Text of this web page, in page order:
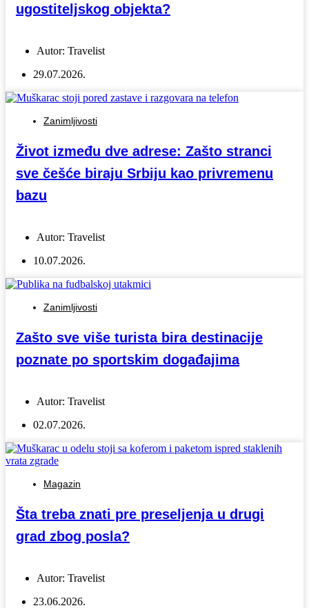
ugostiteljskog objekta?
Autor: Travelist
29.07.2026.
Zanimljivosti
Život između dve adrese: Zašto stranci
sve češće biraju Srbiju kao privremenu
bazu
Autor: Travelist
10.07.2026.
Zanimljivosti
Zašto sve više turista bira destinacije
poznate po sportskim događajima
Autor: Travelist
02.07.2026.
Magazin
Šta treba znati pre preseljenja u drugi
grad zbog posla?
Autor: Travelist
23.06.2026.